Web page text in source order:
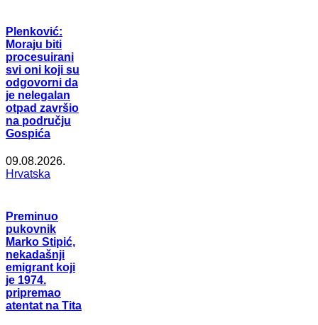
Plenković:
Moraju biti
procesuirani
svi oni koji su
odgovorni da
je nelegalan
otpad završio
na području
Gospića
09.08.2026.
Hrvatska
Preminuo
pukovnik
Marko Stipić,
nekadašnji
emigrant koji
je 1974.
pripremao
atentat na Tita